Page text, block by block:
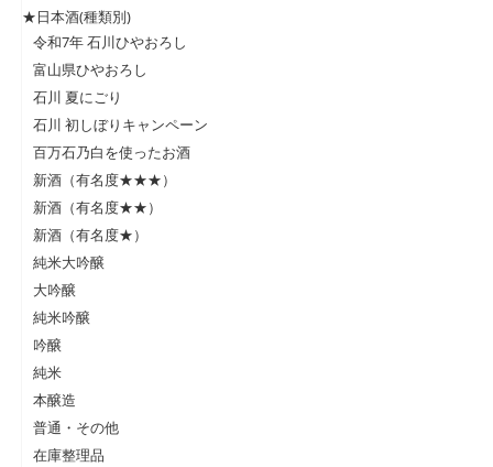
★日本酒(種類別)
令和7年 石川ひやおろし
富山県ひやおろし
石川 夏にごり
石川 初しぼりキャンペーン
百万石乃白を使ったお酒
新酒（有名度★★★）
新酒（有名度★★）
新酒（有名度★）
純米大吟醸
大吟醸
純米吟醸
吟醸
純米
本醸造
普通・その他
在庫整理品